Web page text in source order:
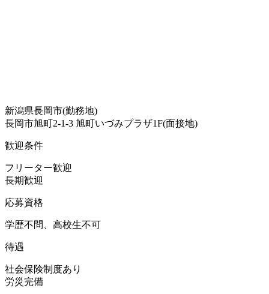
新潟県長岡市(勤務地)
長岡市旭町2-1-3 旭町いづみプラザ1F(面接地)
歓迎条件
フリーター歓迎
長期歓迎
応募資格
学歴不問、高校生不可
待遇
社会保険制度あり
労災完備